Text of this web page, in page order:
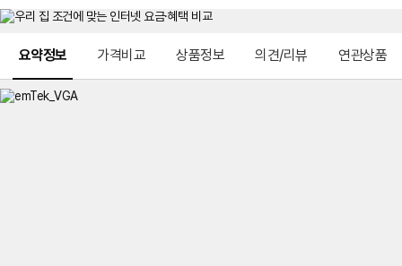
요약정보 가격비교 상품정보 의견/리뷰 연관상품